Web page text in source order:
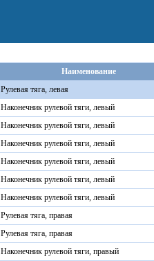
Наименование
Рулевая тяга, левая
Наконечник рулевой тяги, левый
Наконечник рулевой тяги, левый
Наконечник рулевой тяги, левый
Наконечник рулевой тяги, левый
Наконечник рулевой тяги, левый
Наконечник рулевой тяги, левый
Рулевая тяга, правая
Рулевая тяга, правая
Наконечник рулевой тяги, правый